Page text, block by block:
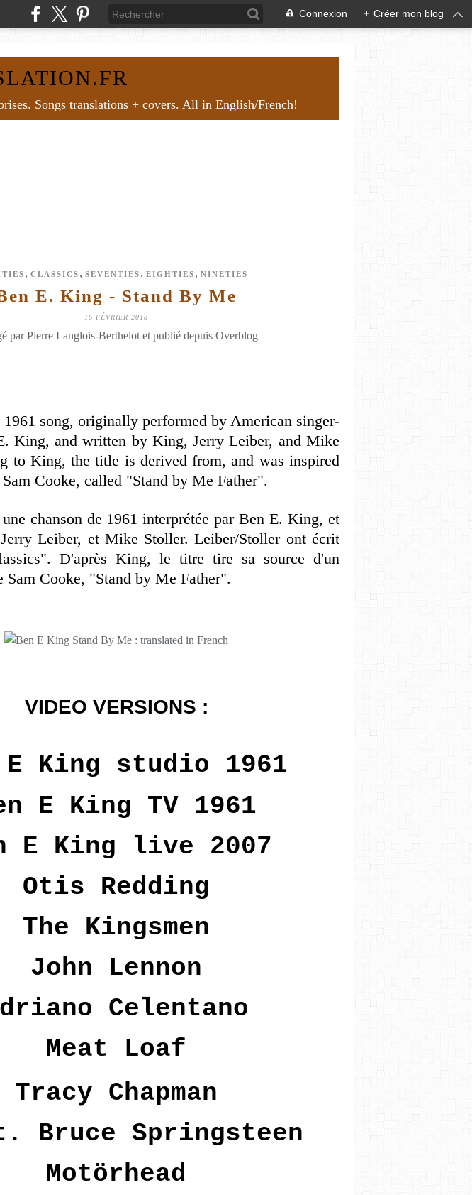
Connexion + Créer mon blog
Songs translations + covers. All in English/French!
, CLASSICS , SEVENTIES , EIGHTIES , NINETIES
E. King - Stand By Me
16 FÉVRIER 2018
par Pierre Langlois-Berthelot et publié depuis Overblog
song, originally performed by American singer-
King, and written by King, Jerry Leiber, and Mike
to King, the title is derived from, and was inspired
Cooke, called "Stand by Me Father".
chanson de 1961 interprétée par Ben E. King, et
Leiber, et Mike Stoller. Leiber/Stoller ont écrit
D'après King, le titre tire sa source d'un
Sam Cooke, "Stand by Me Father".
VIDEO VERSIONS :
E King studio 1961
E King TV 1961
E King live 2007
Otis Redding
The Kingsmen
John Lennon
Celentano
Meat Loaf
Tracy Chapman
Bruce Springsteen
Motörhead